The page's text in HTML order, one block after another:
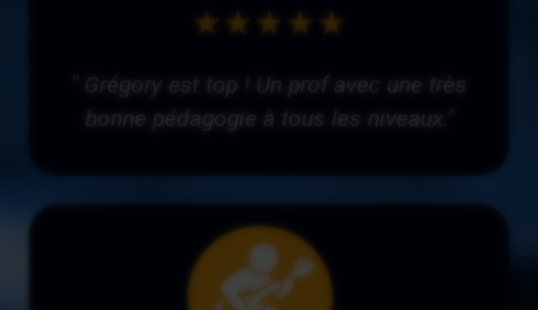
★★★★★
" Grégory est top ! Un prof avec une très
bonne pédagogie à tous les niveaux."